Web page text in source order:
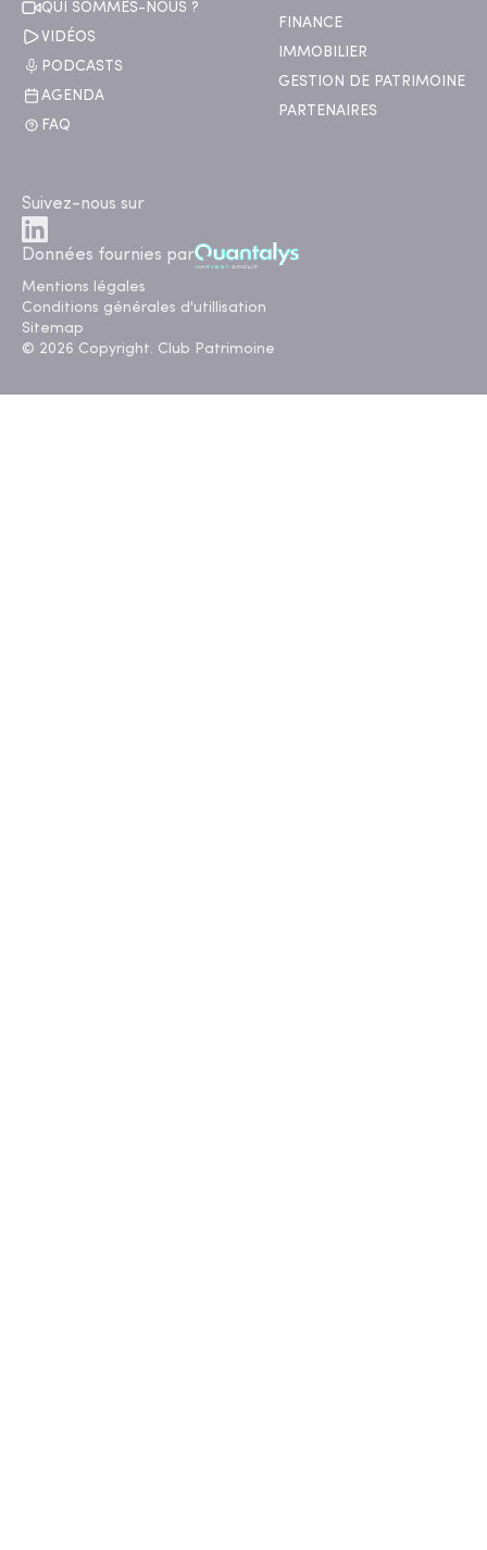
QUI SOMMES-NOUS ?
VIDÉOS
PODCASTS
AGENDA
FAQ
FINANCE
IMMOBILIER
GESTION DE PATRIMOINE
PARTENAIRES
Suivez-nous sur
Données fournies par
Mentions légales
Conditions générales d'utillisation
Sitemap
© 2026 Copyright. Club Patrimoine